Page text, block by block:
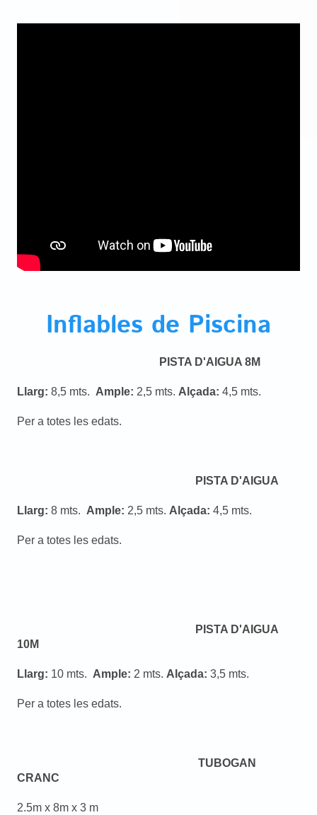
Inflables de Piscina
PISTA D'AIGUA 8M
Llarg: 8,5 mts. Ample: 2,5 mts. Alçada: 4,5 mts.
Per a totes les edats.
PISTA D'AIGUA
Llarg: 8 mts. Ample: 2,5 mts. Alçada: 4,5 mts.
Per a totes les edats.
PISTA D'AIGUA
10M
Llarg: 10 mts. Ample: 2 mts. Alçada: 3,5 mts.
Per a totes les edats.
TUBOGAN
CRANC
2.5m x 8m x 3 m